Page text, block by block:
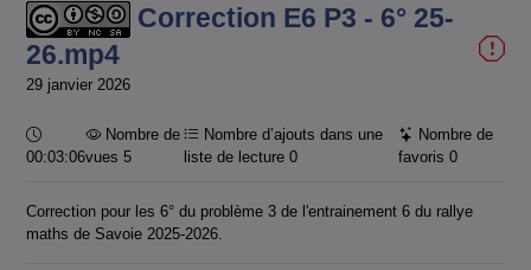
Correction E6 P3 - 6° 25-
26.mp4
29 janvier 2026
Durée :
00:03:06
Nombre de
vues 5
Nombre d’ajouts dans une
liste de lecture 0
Nombre de
favoris 0
Correction pour les 6° du problème 3 de l'entrainement 6 du rallye
maths de Savoie 2025-2026.